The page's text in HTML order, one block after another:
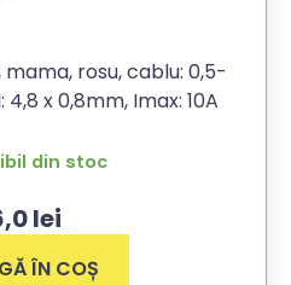
rosu, cablu: 0,5-
4,8 x 0,8mm, Imax: 10A
din stoc
lei
ÎN COȘ